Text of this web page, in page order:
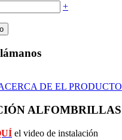
+
DE EL PRODUCTO
ALFOMBRILLAS
el video de instalación